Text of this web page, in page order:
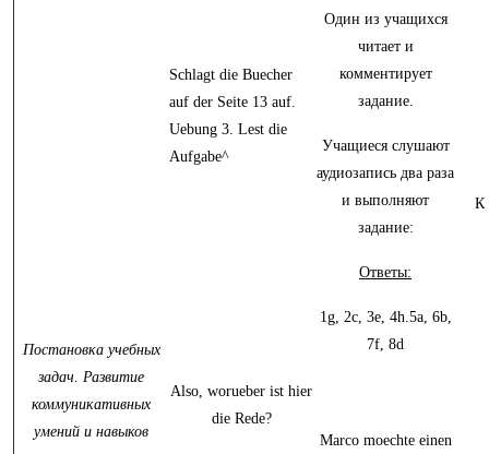
Постановка учебных
задач. Развитие
коммуникативных
умений и навыков
Schlagt die Buecher
auf der Seite 13 auf.
Uebung 3. Lest die
Aufgabe^
Один из учащихся
читает и
комментирует
задание.
Учащиеся слушают
аудиозапись два раза
и выполняют
задание:
Ответы:
1g, 2c, 3e, 4h.5a, 6b,
7f, 8d
К
Also, worueber ist hier
die Rede?
Marco moechte einen